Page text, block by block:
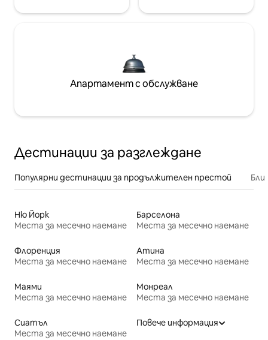
Апартамент с обслужване
Дестинации за разглеждане
Популярни дестинации за продължителен престой
Ню Йорк
Места за месечно наемане
Барселона
Места за месечно наемане
Флоренция
Места за месечно наемане
Атина
Места за месечно наемане
Маями
Места за месечно наемане
Монреал
Места за месечно наемане
Сиатъл
Места за месечно наемане
Повече информация